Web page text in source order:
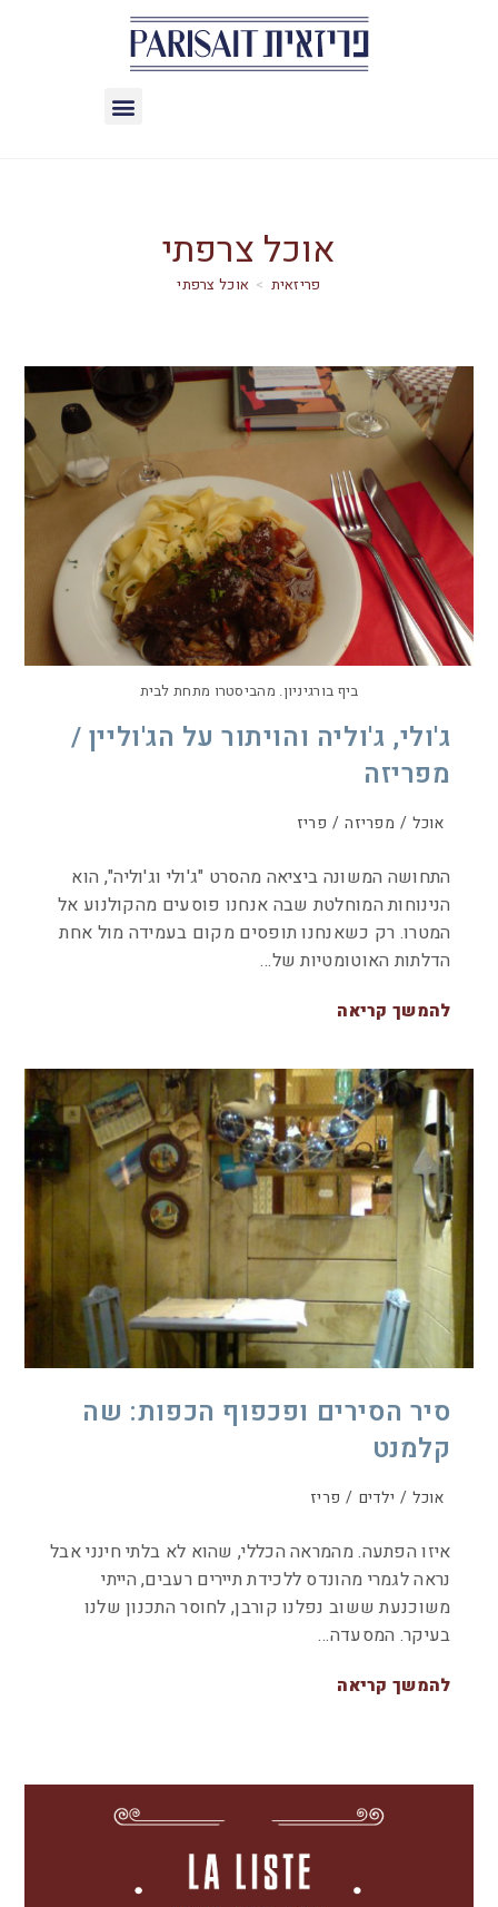
אוכל צרפתי
> אוכל צרפתי
ביף בורגיניון. מהביסטרו מתחת לבית
ג'ולי, ג'וליה והויתור על הג'וליין /
מפריזה
אוכל / מפריזה / פריז
התחושה המשונה ביציאה מהסרט "ג'ולי וג'וליה", הוא
הנינוחות המוחלטת שבה אנחנו פוסעים מהקולנוע אל
המטרו. רק כשאנחנו תופסים מקום בעמידה מול אחת
הדלתות האוטומטיות של…
להמשך קריאה
סיר הסירים ופכפוף הכפות: שה
קלמנט
אוכל / ילדים / פריז
איזו הפתעה. מהמראה הכללי, שהוא לא בלתי חינני אבל
נראה לגמרי מהונדס ללכידת תיירים רעבים, הייתי
משוכנעת ששוב נפלנו קורבן, לחוסר התכנון שלנו
בעיקר. המסעדה…
להמשך קריאה